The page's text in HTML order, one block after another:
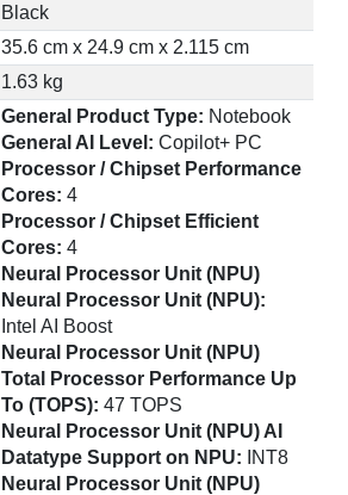
Black
35.6 cm x 24.9 cm x 2.115 cm
1.63 kg
General Product Type: Notebook
General AI Level:Copilot+ PC
Processor / Chipset Performance
Cores:4
Processor / Chipset Efficient
Cores:4
Neural Processor Unit (NPU)
Neural Processor Unit (NPU):
Intel AI Boost
Neural Processor Unit (NPU)
Total Processor Performance Up
To (TOPS):47 TOPS
Neural Processor Unit (NPU) AI
Datatype Support on NPU:
INT8
Neural Processor Unit (NPU)